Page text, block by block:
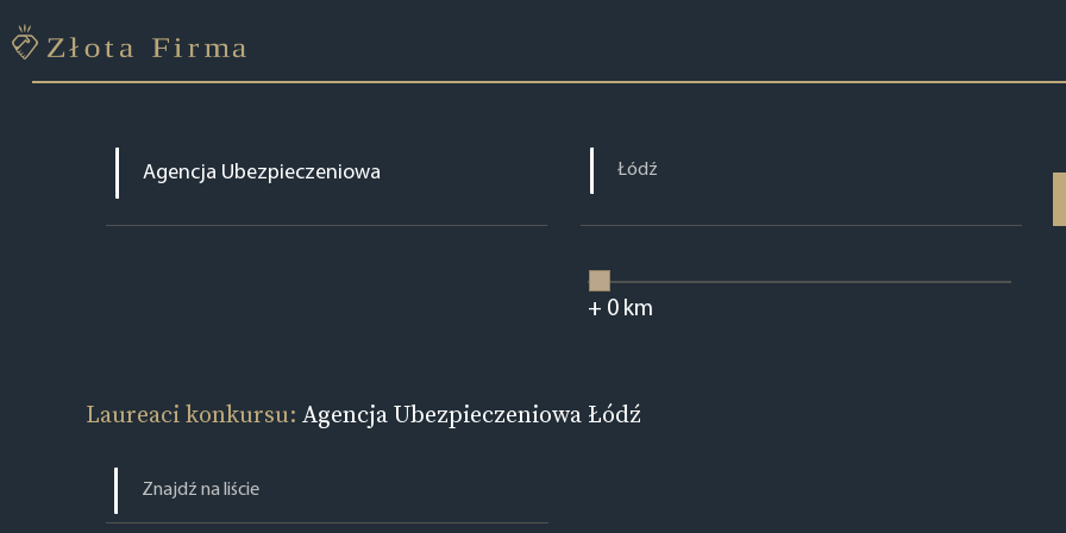
+ 0km
Laureaci konkursu: Agencja Ubezpieczeniowa Łódź